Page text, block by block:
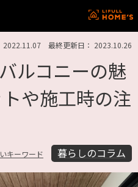
2022.11.07 最終更新日： 2023.10.26
ルコニーの魅
や施工時の注
キーワード 暮らしのコラム